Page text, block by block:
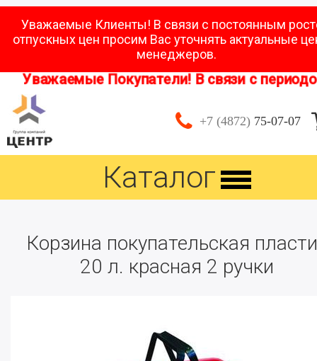
Уважаемые Клиенты! В связи с постоянным
отпускных цен просим Вас уточнять актуальные
менеджеров.
Уважаемые Покупатели! В связи с
+7 (4872) 75-07-07
Каталог
Корзина покупательская
20 л. красная 2 ручки